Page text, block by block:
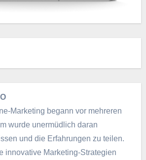
Marketing begann vor mehreren
wurde unermüdlich daran
und die Erfahrungen zu teilen.
innovative Marketing-Strategien